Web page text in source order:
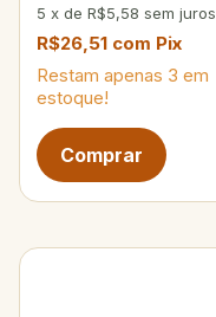
5 x de R$5,58 sem juros
R$26,51 com Pix
Restam apenas 3 em
estoque!